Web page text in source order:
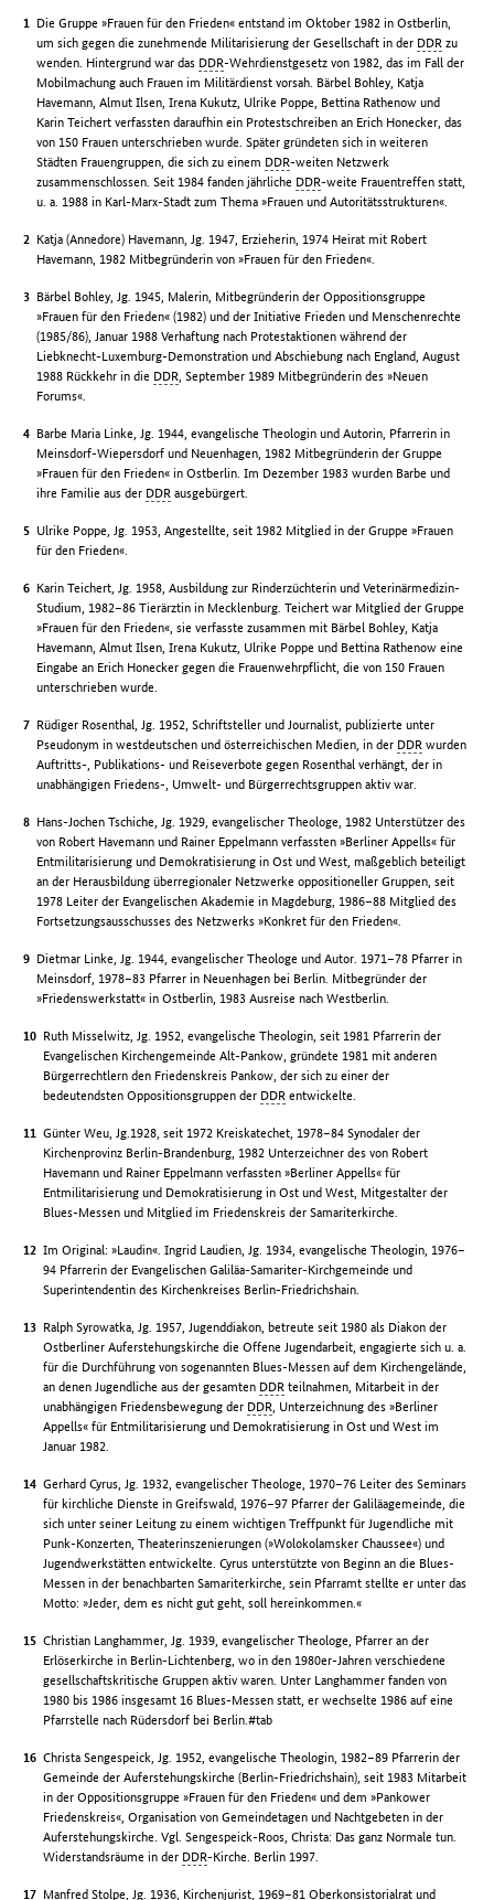
Die Gruppe »Frauen für den Frieden« entstand im Oktober 1982 in Ostberlin,
um sich gegen die zunehmende Militarisierung der Gesellschaft in der DDR zu
wenden. Hintergrund war das DDR-Wehrdienstgesetz von 1982, das im Fall der
Mobilmachung auch Frauen im Militärdienst vorsah. Bärbel Bohley, Katja
Havemann, Almut Ilsen, Irena Kukutz, Ulrike Poppe, Bettina Rathenow und
Karin Teichert verfassten daraufhin ein Protestschreiben an Erich Honecker, das
von 150 Frauen unterschrieben wurde. Später gründeten sich in weiteren
Städten Frauengruppen, die sich zu einem DDR-weiten Netzwerk
zusammenschlossen. Seit 1984 fanden jährliche DDR-weite Frauentreffen statt,
u. a. 1988 in Karl-Marx-Stadt zum Thema »Frauen und Autoritätsstrukturen«.
Katja (Annedore) Havemann, Jg. 1947, Erzieherin, 1974 Heirat mit Robert
Havemann, 1982 Mitbegründerin von »Frauen für den Frieden«.
Bärbel Bohley, Jg. 1945, Malerin, Mitbegründerin der Oppositionsgruppe
»Frauen für den Frieden« (1982) und der Initiative Frieden und Menschenrechte
(1985/86), Januar 1988 Verhaftung nach Protestaktionen während der
Liebknecht-Luxemburg-Demonstration und Abschiebung nach England, August
1988 Rückkehr in die DDR, September 1989 Mitbegründerin des »Neuen
Forums«.
Barbe Maria Linke, Jg. 1944, evangelische Theologin und Autorin, Pfarrerin in
Meinsdorf-Wiepersdorf und Neuenhagen, 1982 Mitbegründerin der Gruppe
»Frauen für den Frieden« in Ostberlin. Im Dezember 1983 wurden Barbe und
ihre Familie aus der DDR ausgebürgert.
Ulrike Poppe, Jg. 1953, Angestellte, seit 1982 Mitglied in der Gruppe »Frauen
für den Frieden«.
Karin Teichert, Jg. 1958, Ausbildung zur Rinderzüchterin und Veterinärmedizin-
Studium, 1982–86 Tierärztin in Mecklenburg. Teichert war Mitglied der Gruppe
»Frauen für den Frieden«, sie verfasste zusammen mit Bärbel Bohley, Katja
Havemann, Almut Ilsen, Irena Kukutz, Ulrike Poppe und Bettina Rathenow eine
Eingabe an Erich Honecker gegen die Frauenwehrpflicht, die von 150 Frauen
unterschrieben wurde.
Rüdiger Rosenthal, Jg. 1952, Schriftsteller und Journalist, publizierte unter
Pseudonym in westdeutschen und österreichischen Medien, in der DDR wurden
Auftritts-, Publikations- und Reiseverbote gegen Rosenthal verhängt, der in
unabhängigen Friedens-, Umwelt- und Bürgerrechtsgruppen aktiv war.
Hans-Jochen Tschiche, Jg. 1929, evangelischer Theologe, 1982 Unterstützer des
von Robert Havemann und Rainer Eppelmann verfassten »Berliner Appells« für
Entmilitarisierung und Demokratisierung in Ost und West, maßgeblich beteiligt
an der Herausbildung überregionaler Netzwerke oppositioneller Gruppen, seit
1978 Leiter der Evangelischen Akademie in Magdeburg, 1986–88 Mitglied des
Fortsetzungsausschusses des Netzwerks »Konkret für den Frieden«.
Dietmar Linke, Jg. 1944, evangelischer Theologe und Autor. 1971–78 Pfarrer in
Meinsdorf, 1978–83 Pfarrer in Neuenhagen bei Berlin. Mitbegründer der
»Friedenswerkstatt« in Ostberlin, 1983 Ausreise nach Westberlin.
Ruth Misselwitz, Jg. 1952, evangelische Theologin, seit 1981 Pfarrerin der
Evangelischen Kirchengemeinde Alt-Pankow, gründete 1981 mit anderen
Bürgerrechtlern den Friedenskreis Pankow, der sich zu einer der
bedeutendsten Oppositionsgruppen der DDR entwickelte.
Günter Weu, Jg.1928, seit 1972 Kreiskatechet, 1978–84 Synodaler der
Kirchenprovinz Berlin-Brandenburg, 1982 Unterzeichner des von Robert
Havemann und Rainer Eppelmann verfassten »Berliner Appells« für
Entmilitarisierung und Demokratisierung in Ost und West, Mitgestalter der
Blues-Messen und Mitglied im Friedenskreis der Samariterkirche.
Im Original: »Laudin«. Ingrid Laudien, Jg. 1934, evangelische Theologin, 1976–
94 Pfarrerin der Evangelischen Galiläa-Samariter-Kirchgemeinde und
Superintendentin des Kirchenkreises Berlin-Friedrichshain.
Ralph Syrowatka, Jg. 1957, Jugenddiakon, betreute seit 1980 als Diakon der
Ostberliner Auferstehungskirche die Offene Jugendarbeit, engagierte sich u. a.
für die Durchführung von sogenannten Blues-Messen auf dem Kirchengelände,
an denen Jugendliche aus der gesamten DDR teilnahmen, Mitarbeit in der
unabhängigen Friedensbewegung der DDR, Unterzeichnung des »Berliner
Appells« für Entmilitarisierung und Demokratisierung in Ost und West im
Januar 1982.
Gerhard Cyrus, Jg. 1932, evangelischer Theologe, 1970–76 Leiter des Seminars
für kirchliche Dienste in Greifswald, 1976–97 Pfarrer der Galiläagemeinde, die
sich unter seiner Leitung zu einem wichtigen Treffpunkt für Jugendliche mit
Punk-Konzerten, Theaterinszenierungen (»Wolokolamsker Chaussee«) und
Jugendwerkstätten entwickelte. Cyrus unterstützte von Beginn an die Blues-
Messen in der benachbarten Samariterkirche, sein Pfarramt stellte er unter das
Motto: »Jeder, dem es nicht gut geht, soll hereinkommen.«
Christian Langhammer, Jg. 1939, evangelischer Theologe, Pfarrer an der
Erlöserkirche in Berlin-Lichtenberg, wo in den 1980er-Jahren verschiedene
gesellschaftskritische Gruppen aktiv waren. Unter Langhammer fanden von
1980 bis 1986 insgesamt 16 Blues-Messen statt, er wechselte 1986 auf eine
Pfarrstelle nach Rüdersdorf bei Berlin.#tab
Christa Sengespeick, Jg. 1952, evangelische Theologin, 1982–89 Pfarrerin der
Gemeinde der Auferstehungskirche (Berlin-Friedrichshain), seit 1983 Mitarbeit
in der Oppositionsgruppe »Frauen für den Frieden« und dem »Pankower
Friedenskreis«, Organisation von Gemeindetagen und Nachtgebeten in der
Auferstehungskirche. Vgl. Sengespeick-Roos, Christa: Das ganz Normale tun.
Widerstandsräume in der DDR-Kirche. Berlin 1997.
Manfred Stolpe, Jg. 1936, Kirchenjurist, 1969–81 Oberkonsistorialrat und